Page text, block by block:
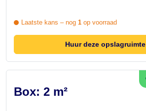
Laatste kans – nog 1 op voorraad
Huur deze opslagruimte
Box: 2 m²